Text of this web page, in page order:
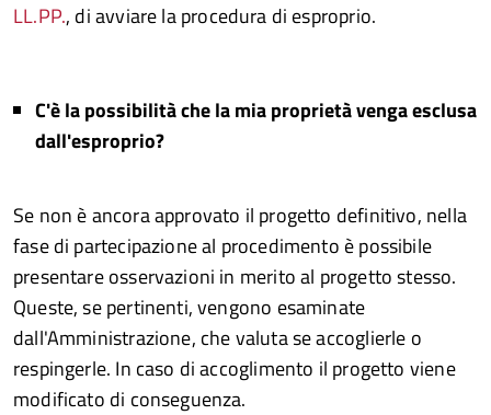
LL.PP., di avviare la procedura di esproprio.
C'è la possibilità che la mia proprietà venga esclusa
dall'esproprio?
Se non è ancora approvato il progetto definitivo, nella
fase di partecipazione al procedimento è possibile
presentare osservazioni in merito al progetto stesso.
Queste, se pertinenti, vengono esaminate
dall'Amministrazione, che valuta se accoglierle o
respingerle. In caso di accoglimento il progetto viene
modificato di conseguenza.